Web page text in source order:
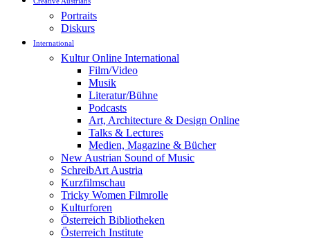
Portraits
Diskurs
International
Kultur Online International
Film/Video
Musik
Literatur/Bühne
Podcasts
Art, Architecture & Design Online
Talks & Lectures
Medien, Magazine & Bücher
New Austrian Sound of Music
SchreibArt Austria
Kurzfilmschau
Tricky Women Filmrolle
Kulturforen
Österreich Bibliotheken
Österreich Institute